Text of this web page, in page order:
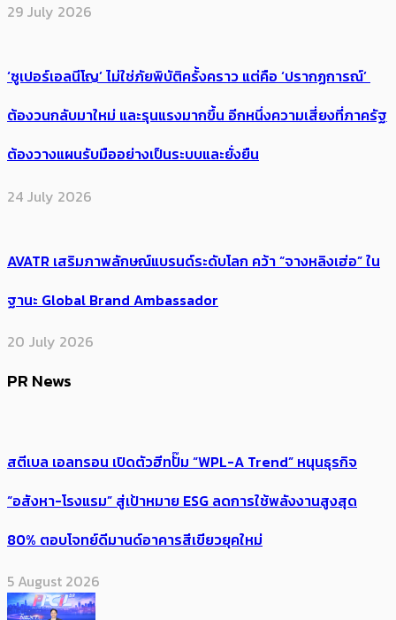
29 July 2026
‘ซูเปอร์เอลนีโญ’ ไม่ใช่ภัยพิบัติครั้งคราว แต่คือ ‘ปรากฏการณ์’ ​
ต้อง​วนกลับมาใหม่ และรุนแรงมากขึ้น อีกหนึ่งความเสี่ยงที่ภาครัฐ
ต้องวางแผนรับมืออย่างเป็นระบบและยั่งยืน
24 July 2026
AVATR เสริมภาพลักษณ์แบรนด์ระดับโลก คว้า “จางหลิงเฮ่อ” ใน
ฐานะ Global Brand Ambassador
20 July 2026
PR News
สตีเบล เอลทรอน เปิดตัวฮีทปั๊ม “WPL-A Trend” หนุนธุรกิจ
“อสังหา-โรงแรม” สู่เป้าหมาย ESG ลดการใช้พลังงานสูงสุด
80% ตอบโจทย์ดีมานด์อาคารสีเขียวยุคใหม่
5 August 2026